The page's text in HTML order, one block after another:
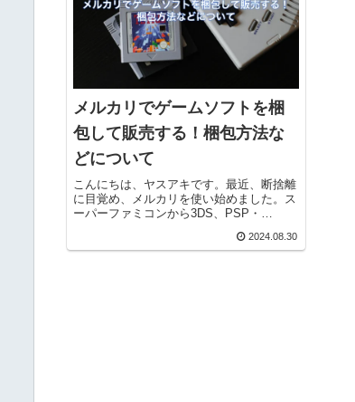
メルカリでゲームソフトを梱
包して販売する！梱包方法な
どについて
こんにちは、ヤスアキです。最近、断捨離
に目覚め、メルカリを使い始めました。ス
ーパーファミコンから3DS、PSP・
に眠っていましたが最近では時間もなく、
2024.08.30